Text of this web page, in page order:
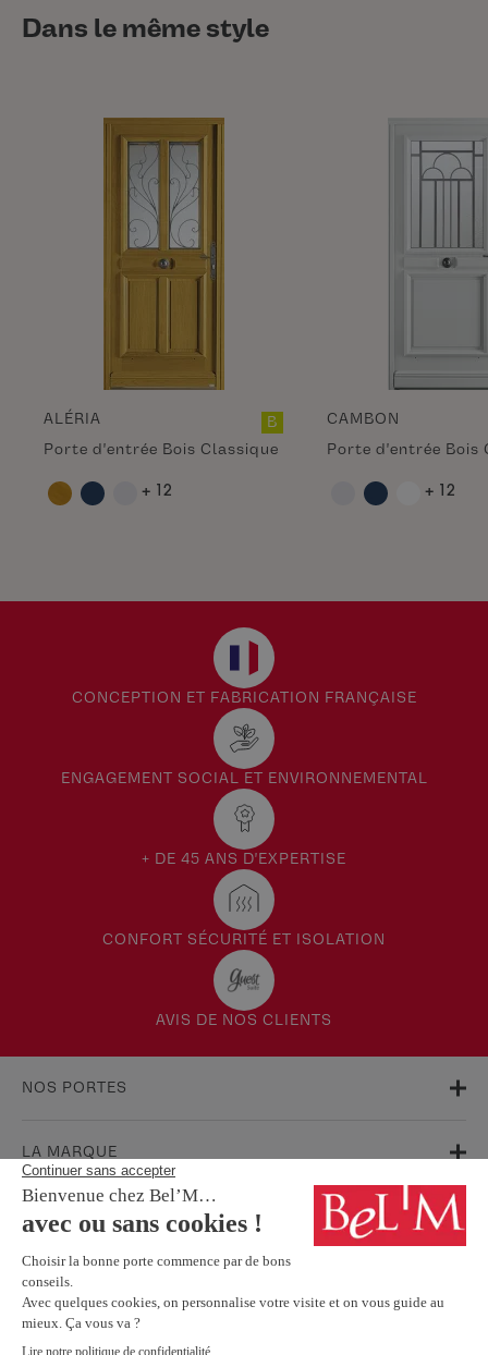
Dans le même style
ALÉRIA
Porte d'entrée Bois Classique
B
+ 12
CAMBON
Porte d'entrée Bois
+ 12
CONCEPTION ET FABRICATION FRANÇAISE
ENGAGEMENT SOCIAL ET ENVIRONNEMENTAL
+ DE 45 ANS D'EXPERTISE
CONFORT SÉCURITÉ ET ISOLATION
AVIS DE NOS CLIENTS
NOS PORTES
LA MARQUE
AIDE & SUPPORT
FAQ
Garanties
Service Après-Vente
BESOIN D'INFORMATIONS ? NOS CONSEILLERS SONT À VOTRE